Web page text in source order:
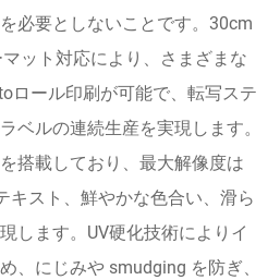
必要としないことです。30cm
ット対応により、さまざまな
ロール印刷が可能で、転写ステ
ベルの連続生産を実現します。
搭載しており、最大解像度は
キスト、鮮やかな色合い、滑ら
します。UV硬化技術によりイ
、にじみや smudging を防ぎ、